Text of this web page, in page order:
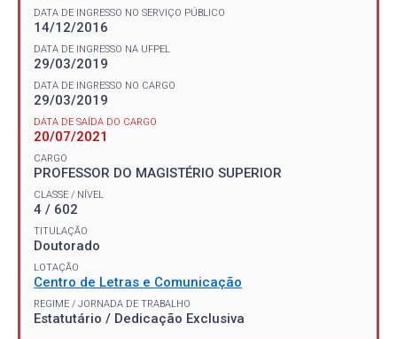
DATA DE INGRESSO NO SERVIÇO PÚBLICO
14/12/2016
DATA DE INGRESSO NA UFPEL
29/03/2019
DATA DE INGRESSO NO CARGO
29/03/2019
DATA DE SAÍDA DO CARGO
20/07/2021
CARGO
PROFESSOR DO MAGISTÉRIO SUPERIOR
CLASSE / NÍVEL
4 / 602
TITULAÇÃO
Doutorado
LOTAÇÃO
Centro de Letras e Comunicação
REGIME / JORNADA DE TRABALHO
Estatutário / Dedicação Exclusiva